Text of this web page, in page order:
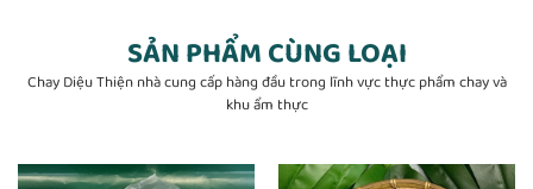
SẢN PHẨM CÙNG LOẠI
Chay Diệu Thiện nhà cung cấp hàng đầu trong lĩnh vực thực phẩm chay và
khu ẩm thực